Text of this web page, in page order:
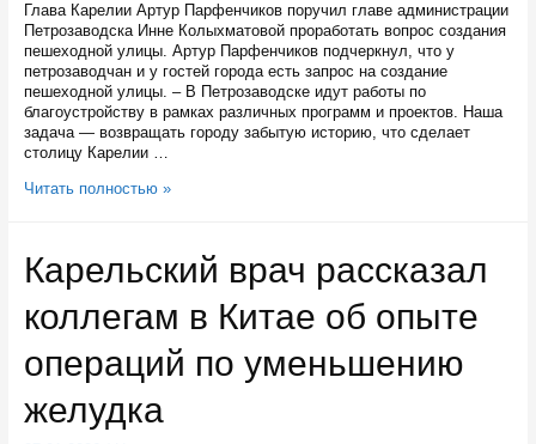
Глава Карелии Артур Парфенчиков поручил главе администрации
Петрозаводска Инне Колыхматовой проработать вопрос создания
пешеходной улицы. Артур Парфенчиков подчеркнул, что у
петрозаводчан и у гостей города есть запрос на создание
пешеходной улицы. – В Петрозаводске идут работы по
благоустройству в рамках различных программ и проектов. Наша
задача — возвращать городу забытую историю, что сделает
столицу Карелии …
В
пешеходная
Читать полностью »
Карельский врач рассказал
коллегам в Китае об опыте
операций по уменьшению
желудка